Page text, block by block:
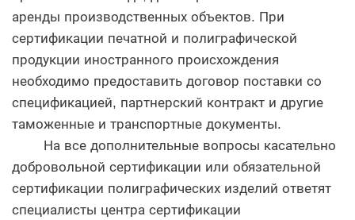
аренды производственных объектов. При
сертификации печатной и полиграфической
продукции иностранного происхождения
необходимо предоставить договор поставки со
спецификацией, партнерский контракт и другие
таможенные и транспортные документы.
На все дополнительные вопросы касательно
добровольной сертификации или обязательной
сертификации полиграфических изделий ответят
специалисты центра сертификации